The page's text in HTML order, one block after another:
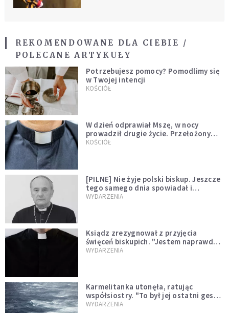
REKOMENDOWANE DLA CIEBIE /
POLECANE ARTYKUŁY
Potrzebujesz pomocy? Pomodlimy się
w Twojej intencji
KOŚCIÓŁ
W dzień odprawiał Mszę, w nocy
prowadził drugie życie. Przełożony
kazał mu opuścić zakon
KOŚCIÓŁ
[PILNE] Nie żyje polski biskup. Jeszcze
tego samego dnia spowiadał i
sprawował Mszę świętą
WYDARZENIA
Ksiądz zrezygnował z przyjęcia
święceń biskupich. "Jestem naprawdę
niegodny"
WYDARZENIA
Karmelitanka utonęła, ratując
współsiostry. "To był jej ostatni gest
miłości"
WYDARZENIA